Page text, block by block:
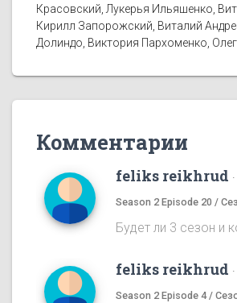
Красовский, Лукерья Ильяшенко,
Кирилл Запорожский, Виталий
Долиндо, Виктория Пархоменко,
Комментарии
feliks reikhrud ·
Season 2 Episode 20 /
Будет ли 3 сезон и
feliks reikhrud ·
Season 2 Episode 4 /